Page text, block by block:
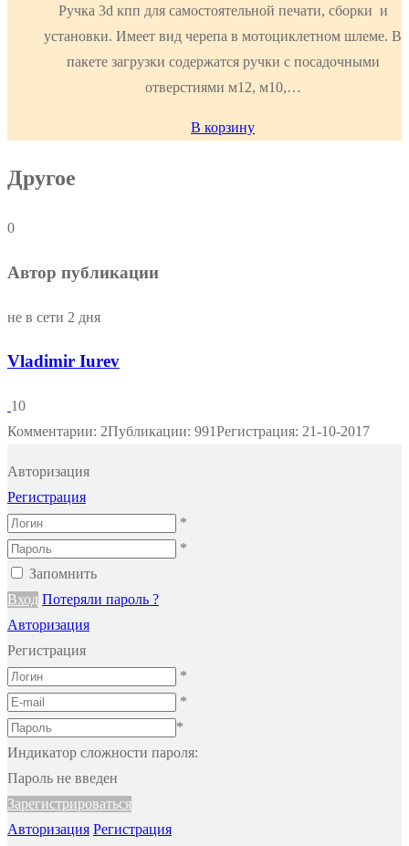
Ручка 3d кпп для самостоятельной печати, сборки и
установки. Имеет вид черепа в мотоциклетном шлеме. В
пакете загрузки содержатся ручки с посадочными
отверстиями м12, м10,…
В корзину
Другое
0
Автор публикации
не в сети 2 дня
Vladimir Iurev
10
Комментарии: 2Публикации: 991Регистрация: 21-10-2017
Авторизация
Регистрация
*
*
Запомнить
Вход Потеряли пароль ?
Авторизация
Регистрация
*
*
*
Индикатор сложности пароля:
Пароль не введен
Зарегистрироваться
Авторизация Регистрация